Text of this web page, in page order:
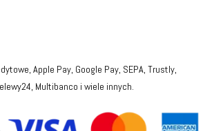
Apple Pay, Google Pay, SEPA, Trustly,
Multibanco i wiele innych.